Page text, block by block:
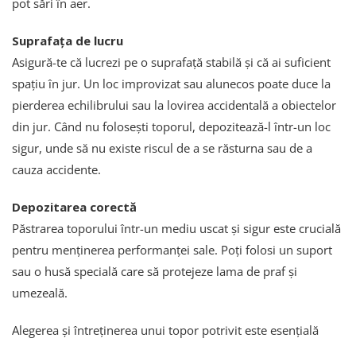
pot sări în aer.
Suprafața de lucru
Asigură-te că lucrezi pe o suprafață stabilă și că ai suficient
spațiu în jur. Un loc improvizat sau alunecos poate duce la
pierderea echilibrului sau la lovirea accidentală a obiectelor
din jur. Când nu folosești toporul, depozitează-l într-un loc
sigur, unde să nu existe riscul de a se răsturna sau de a
cauza accidente.
Depozitarea corectă
Păstrarea toporului într-un mediu uscat și sigur este crucială
pentru menținerea performanței sale. Poți folosi un suport
sau o husă specială care să protejeze lama de praf și
umezeală.
Alegerea și întreținerea unui topor potrivit este esențială